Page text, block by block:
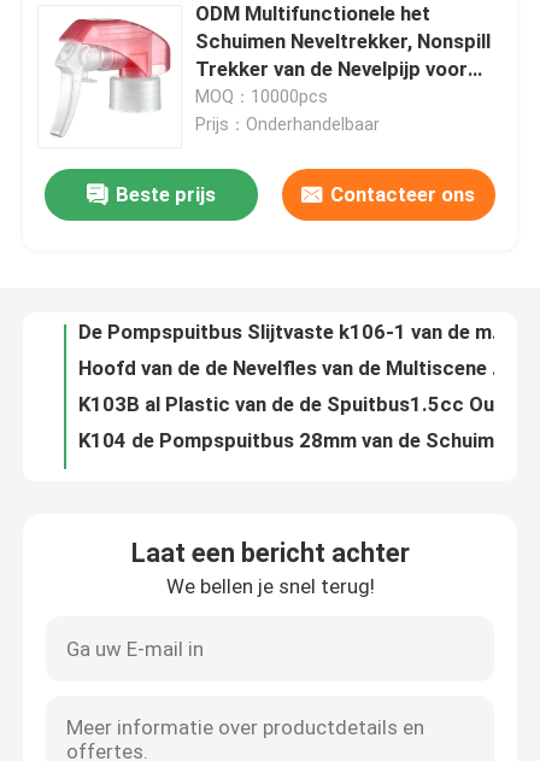
Thuis
Producten
Over ons
Kwaliteitscontrole
Neem contact met ons op
De spuitbus van de trekkerpomp
ODM Multifunctionele het
Schuimen Neveltrekker, Nonspill
Trekker van de Nevelpijp voor
Fles
MOQ：10000pcs
Prijs：Onderhandelbaar
Beste prijs Contacteer ons
Multi de Pompspuitbus van de Functie Blauwe Trekker Multifunctioneel voor Autowasserette
Dubbele van de de Trekker Hoofd, Multifunctionele Nevel van de Sluier1.5cc Nevel de Pijptrekker
Laat een bericht achter
We bellen je snel terug!